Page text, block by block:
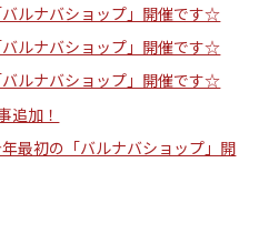
ルナバショップ」開催です☆
ルナバショップ」開催です☆
ルナバショップ」開催です☆
追加！
最初の「バルナバショップ」開